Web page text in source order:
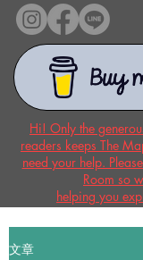
Hi! Only the
readers keeps The
need your help.
Room so
helping you
文章